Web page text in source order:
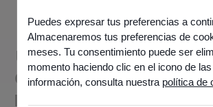
Puedes expresar tus preferencias a
Almacenaremos tus preferencias de
meses. Tu consentimiento puede ser
momento haciendo clic en el icono de
información, consulta nuestra política de
quieren
una experiencia
omnicanal, fluida
rendimiento a